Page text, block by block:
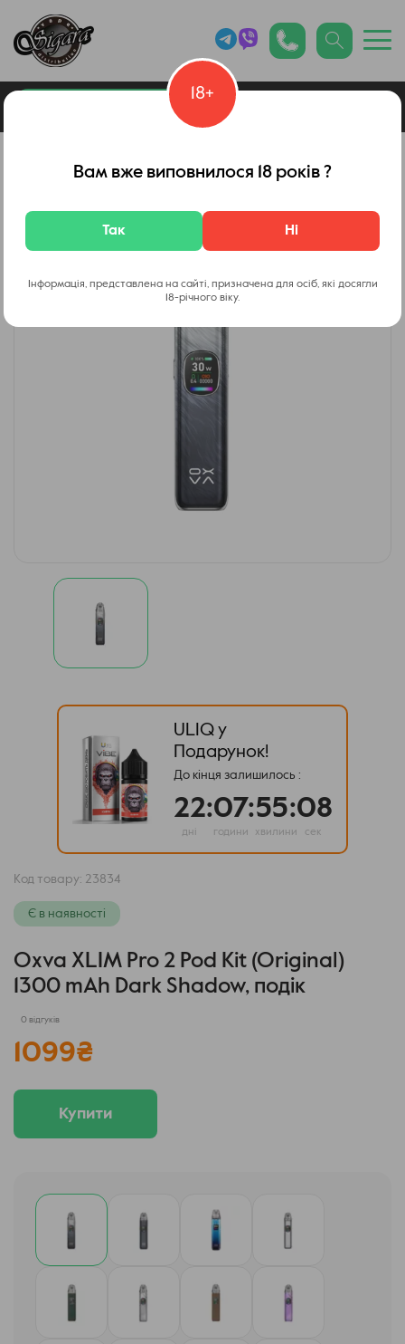
Каталог товарів
ULIQ у
Подарунок!
До кінця залишилось :
22
дні
:07
години
:55
хвилини
:08
сек
Код товару: 23834
Є в наявності
Oxva XLIM Pro 2 Pod Kit (Original)
1300 mAh Dark Shadow, подік
0 відгуків
1099₴
Купити
18+
Вам вже виповнилося 18 років ?
Так Ні
Інформація, представлена на сайті, призначена для осіб, які досягли
18-річного віку.